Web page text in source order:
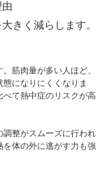
きく減らします。
筋肉量が多い人ほど、
になりにくくなりま
て熱中症のリスクが高
整がスムーズに行われ
体の外に逃がす力も強